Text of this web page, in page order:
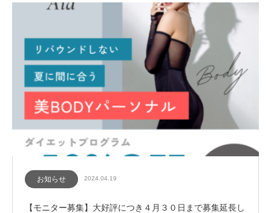
お知らせ 2024.04.19
【モニター募集】大好評につき４月３０日まで募集延長し